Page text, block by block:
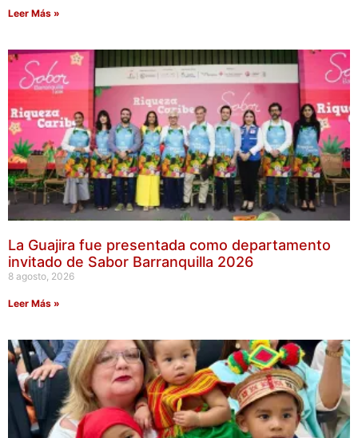
Leer Más »
La Guajira fue presentada como departamento
invitado de Sabor Barranquilla 2026
8 agosto, 2026
Leer Más »